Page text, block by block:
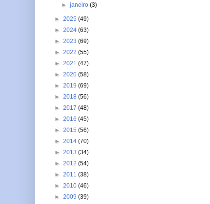
►janeiro(3)
► 2025 (49)
► 2024 (63)
► 2023 (69)
► 2022 (55)
► 2021 (47)
► 2020 (58)
► 2019 (69)
► 2018 (56)
► 2017 (48)
► 2016 (45)
► 2015 (56)
► 2014 (70)
► 2013 (34)
► 2012 (54)
► 2011 (38)
► 2010 (46)
► 2009 (39)